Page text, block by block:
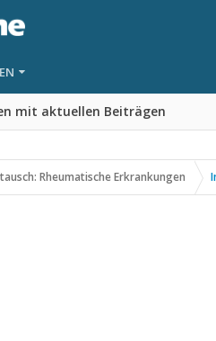
mit aktuellen Beiträgen
Rheumatische Erkrankungen